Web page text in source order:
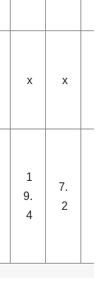
x x
1
9.
4
7.
2